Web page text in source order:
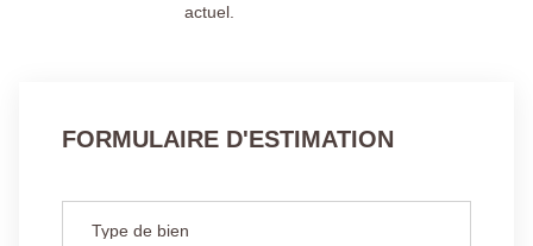
actuel.
FORMULAIRE D'ESTIMATION